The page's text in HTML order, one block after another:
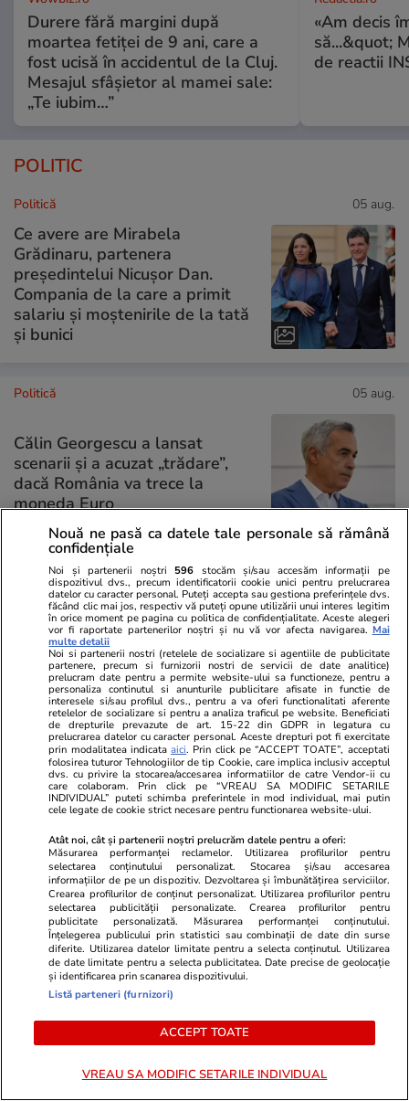
Durere fără margini după
moartea fetiței de 9 ani, care a
fost ucisă în accidentul de la Cluj.
Mesajul sfâșietor al mamei sale:
„Te iubim…”
«Am decis
să...&quot;
de reactii
POLITIC
Politică 05 aug.
Ce avere are Mirabela
Grădinaru, partenera
președintelui Nicușor Dan.
Compania de la care a primit
salariu și moștenirile de la tată
și bunici
Politică 05 aug.
Călin Georgescu a lansat
scenarii și a acuzat „trădare”,
dacă România va trece la
moneda Euro
PARTENERI
ZiaruldeIasi.ro
Motivul interesant pentru care o
elevă din rural cu o medie de top
la Evaluarea Națională a ales un
liceu tehnologic. „Este o
nebuloasă și pentru noi”
Fanatik.ro
Catastrofă
fotbalist a
lovit de
ULTIMELE ȘTIRI
Vremea de mâine, 6 august 2026. Șapte
Nouă ne pasă ca datele tale personale să rămână
confidențiale
Noi și partenerii noștri 596 stocăm și/sau accesăm informații pe
dispozitivul dvs., precum identificatorii cookie unici pentru prelucrarea
datelor cu caracter personal. Puteți accepta sau gestiona preferințele dvs.
făcând clic mai jos, respectiv vă puteți opune utilizării unui interes legitim
în orice moment pe pagina cu politica de confidențialitate. Aceste alegeri
vor fi raportate partenerilor noștri și nu vă vor afecta navigarea. Mai
multe detalii
Noi si partenerii nostri (retelele de socializare si agentiile de publicitate
partenere, precum si furnizorii nostri de servicii de date analitice)
prelucram date pentru a permite website-ului sa functioneze, pentru a
personaliza continutul si anunturile publicitare afisate in functie de
interesele si/sau profilul dvs., pentru a va oferi functionalitati aferente
retelelor de socializare si pentru a analiza traficul pe website. Beneficiati
de drepturile prevazute de art. 15-22 din GDPR in legatura cu
prelucrarea datelor cu caracter personal. Aceste drepturi pot fi exercitate
prin modalitatea indicataaici. Prin click pe “ACCEPT TOATE”, acceptati
folosirea tuturor Tehnologiilor de tip Cookie, care implica inclusiv acceptul
dvs. cu privire la stocarea/accesarea informatiilor de catre Vendor-ii cu
care colaboram. Prin click pe “VREAU SA MODIFIC SETARILE
INDIVIDUAL” puteti schimba preferintele in mod individual, mai putin
cele legate de cookie strict necesare pentru functionarea website-ului.
Atât noi, cât și partenerii noștri prelucrăm datele pentru a oferi:
Măsurarea performanței reclamelor. Utilizarea profilurilor pentru
selectarea conținutului personalizat. Stocarea și/sau accesarea
informațiilor de pe un dispozitiv. Dezvoltarea și îmbunătățirea serviciilor.
Crearea profilurilor de conținut personalizat. Utilizarea profilurilor pentru
selectarea publicității personalizate. Crearea profilurilor pentru
publicitate personalizată. Măsurarea performanței conținutului.
Înțelegerea publicului prin statistici sau combinații de date din surse
diferite. Utilizarea datelor limitate pentru a selecta conținutul. Utilizarea
de date limitate pentru a selecta publicitatea. Date precise de geolocație
și identificarea prin scanarea dispozitivului.
Listă parteneri (furnizori)
ACCEPT TOATE
VREAU SA MODIFIC SETARILE INDIVIDUAL